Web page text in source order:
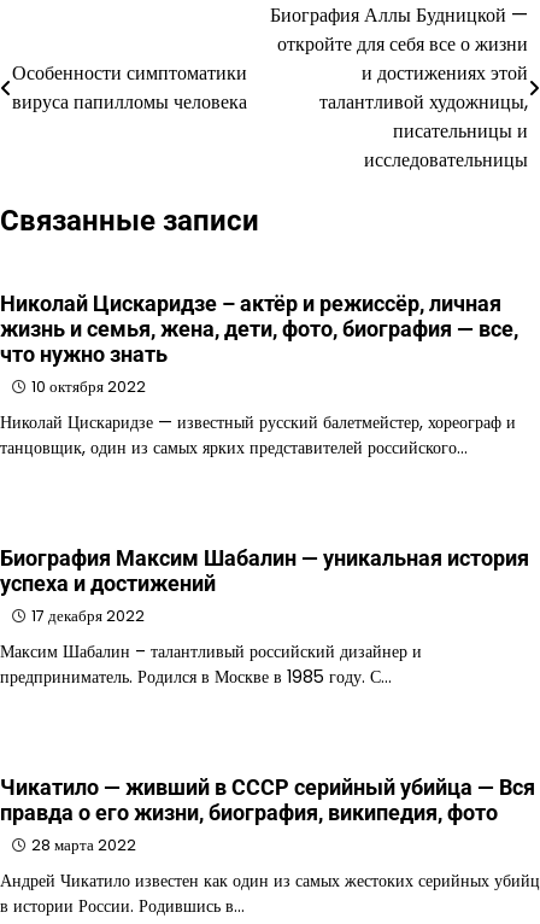
по
записям
Особенности симптоматики
вируса папилломы человека
Биография Аллы Будницкой —
откройте для себя все о жизни
и достижениях этой
талантливой художницы,
писательницы и
исследовательницы
Связанные записи
Николай Цискаридзе – актёр и режиссёр, личная
жизнь и семья, жена, дети, фото, биография — все,
что нужно знать
10 октября 2022
Николай Цискаридзе — известный русский балетмейстер, хореограф и
танцовщик, один из самых ярких представителей российского…
Биография Максим Шабалин — уникальная история
успеха и достижений
17 декабря 2022
Максим Шабалин – талантливый российский дизайнер и
предприниматель. Родился в Москве в 1985 году. С…
Чикатило — живший в СССР серийный убийца — Вся
правда о его жизни, биография, википедия, фото
28 марта 2022
Андрей Чикатило известен как один из самых жестоких серийных убийц
в истории России. Родившись в…